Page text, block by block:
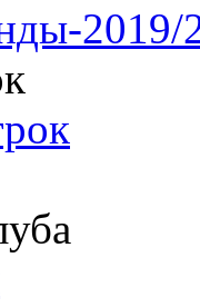
2019/